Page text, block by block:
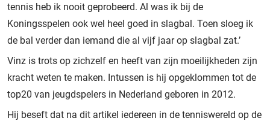
tennis heb ik nooit geprobeerd. Al was ik bij de
Koningsspelen ook wel heel goed in slagbal. Toen sloeg ik
de bal verder dan iemand die al vijf jaar op slagbal zat.’
Vinz is trots op zichzelf en heeft van zijn moeilijkheden zijn
kracht weten te maken. Intussen is hij opgeklommen tot de
top20 van jeugdspelers in Nederland geboren in 2012.
Hij beseft dat na dit artikel iedereen in de tenniswereld op de